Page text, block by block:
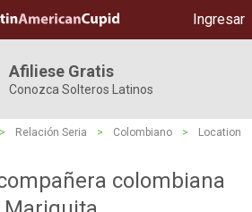
Ingresar
Afiliese Gratis
Conozca Solteros Latinos
> Relación Seria > Colombiano >
Location
colombiana